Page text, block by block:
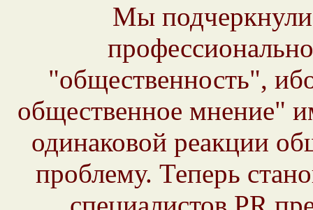
Мы
"общественность",
общественное мнение"
одинаковой реакции
проблему. Теперь